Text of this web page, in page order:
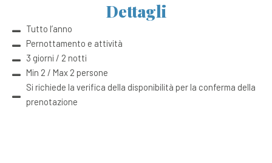
Dettagli
Tutto l’anno
Pernottamento e attività
3 giorni / 2 notti
Min 2 / Max 2 persone
Si richiede la verifica della disponibilità per la conferma della
prenotazione